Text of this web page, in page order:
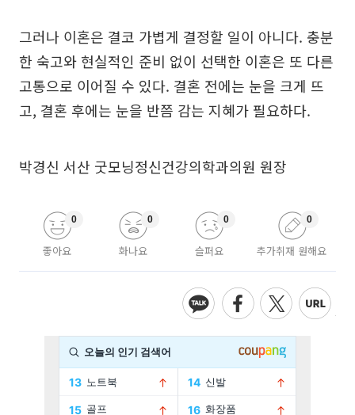
그러나 이혼은 결코 가볍게 결정할 일이 아니다. 충분
한 숙고와 현실적인 준비 없이 선택한 이혼은 또 다른
고통으로 이어질 수 있다. 결혼 전에는 눈을 크게 뜨
고, 결혼 후에는 눈을 반쯤 감는 지혜가 필요하다.
박경신 서산 굿모닝정신건강의학과의원 원장
좋아요
0
화나요
0
슬퍼요
0
추가취재 원해요
0